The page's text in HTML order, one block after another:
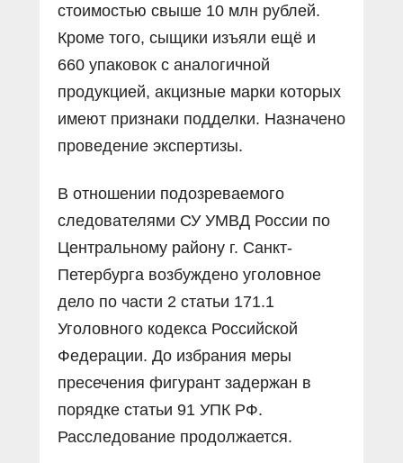
стоимостью свыше 10 млн рублей.
Кроме того, сыщики изъяли ещё и
660 упаковок с аналогичной
продукцией, акцизные марки которых
имеют признаки подделки. Назначено
проведение экспертизы.
В отношении подозреваемого
следователями СУ УМВД России по
Центральному району г. Санкт-
Петербурга возбуждено уголовное
дело по части 2 статьи 171.1
Уголовного кодекса Российской
Федерации. До избрания меры
пресечения фигурант задержан в
порядке статьи 91 УПК РФ.
Расследование продолжается.